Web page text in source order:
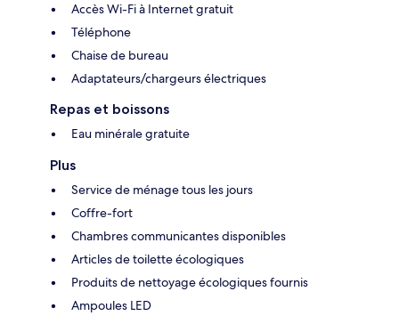
Accès Wi-Fi à Internet gratuit
Téléphone
Chaise de bureau
Adaptateurs/chargeurs électriques
Repas et boissons
Eau minérale gratuite
Plus
Service de ménage tous les jours
Coffre-fort
Chambres communicantes disponibles
Articles de toilette écologiques
Produits de nettoyage écologiques fournis
Ampoules LED